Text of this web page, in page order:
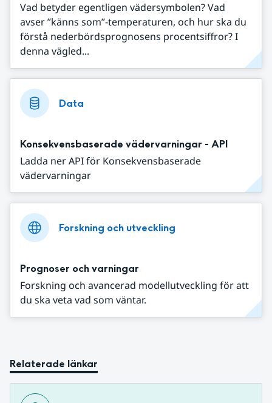
Vad betyder egentligen vädersymbolen? Vad
avser ”känns som”-temperaturen, och hur ska du
förstå nederbördsprognosens procentsiffror? I
denna vägled...
Data
Konsekvensbaserade vädervarningar - API
Ladda ner API för Konsekvensbaserade
vädervarningar
Forskning och utveckling
Prognoser och varningar
Forskning och avancerad modellutveckling för att
du ska veta vad som väntar.
Relaterade länkar